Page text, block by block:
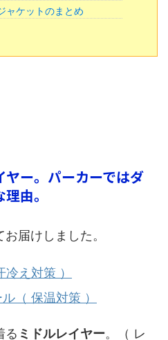
ャケットのまとめ
ヤー。パーカーではダ
由。
届けしました。
え対策 ）
（ 保温対策 ）
る ミドルレイヤー。（ レ